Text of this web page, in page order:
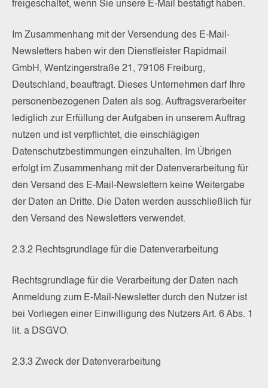
freigeschaltet, wenn Sie unsere E-Mail bestätigt haben.
Im Zusammenhang mit der Versendung des E-Mail-
Newsletters haben wir den Dienstleister Rapidmail
GmbH, Wentzingerstraße 21, 79106 Freiburg,
Deutschland, beauftragt. Dieses Unternehmen darf Ihre
personenbezogenen Daten als sog. Auftragsverarbeiter
lediglich zur Erfüllung der Aufgaben in unserem Auftrag
nutzen und ist verpflichtet, die einschlägigen
Datenschutzbestimmungen einzuhalten. Im Übrigen
erfolgt im Zusammenhang mit der Datenverarbeitung für
den Versand des E-Mail-Newslettern keine Weitergabe
der Daten an Dritte. Die Daten werden ausschließlich für
den Versand des Newsletters verwendet.
2.3.2 Rechtsgrundlage für die Datenverarbeitung
Rechtsgrundlage für die Verarbeitung der Daten nach
Anmeldung zum E-Mail-Newsletter durch den Nutzer ist
bei Vorliegen einer Einwilligung des Nutzers Art. 6 Abs. 1
lit. a DSGVO.
2.3.3 Zweck der Datenverarbeitung